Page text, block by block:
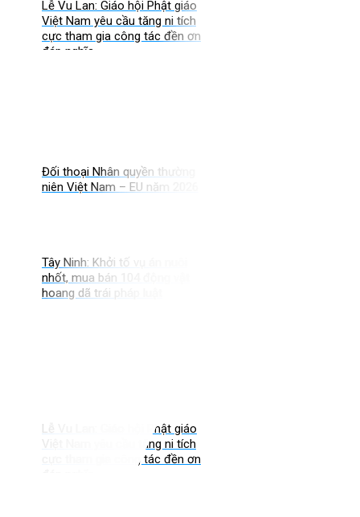
Lễ Vu Lan: Giáo hội Phật giáo
Việt Nam yêu cầu tăng ni tích
cực tham gia công tác đền ơn
đáp nghĩa
Đối thoại Nhân quyền thường
niên Việt Nam – EU năm 2026
Tây Ninh: Khởi tố vụ án nuôi
nhốt, mua bán 104 động vật
hoang dã trái pháp luật
Lễ Vu Lan: Giáo hội Phật giáo
Việt Nam yêu cầu tăng ni tích
cực tham gia công tác đền ơn